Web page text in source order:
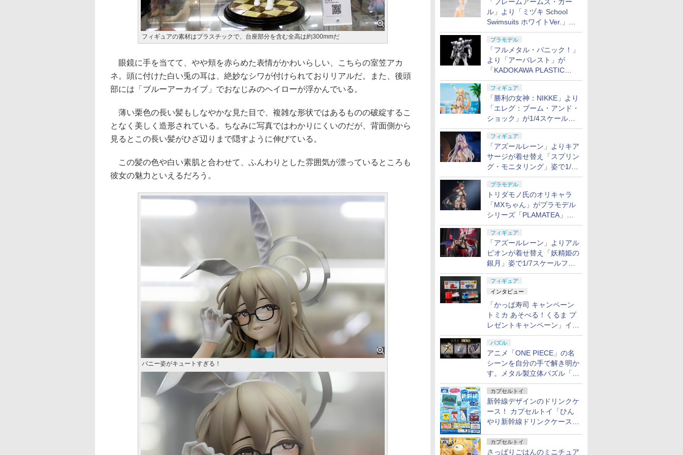
ル」より「ミヅキ School
Swimsuits ホワイトVer.」が8
月10日から予約開始決定！
プラモデル
「フルメタル・パニック！」
より「アーバレスト」が
「KADOKAWA PLASTIC
MODEL SERIES」から1/48
スケールで登場！
フィギュア
「勝利の女神：NIKKE」より
「エレグ：ブーム・アンド・
ショック」が1/4スケールで
フィギュア化！
フィギュア
「アズールレーン」よりキア
サージが着せ替え「スプリン
グ・モニタリング」姿で1/6
スケールフィギュア化！
プラモデル
トリダモノ氏のオリキャラ
「MXちゃん」がプラモデル
シリーズ「PLAMATEA」で
登場！ 2027年1月発売予定
フィギュア
「アズールレーン」よりアル
ビオンが着せ替え「妖精姫の
銀月」姿で1/7スケールフィ
ギュア化！
フィギュア
インタビュー
「かっぱ寿司 キャンペーン
トミカ あそべる！くるま プ
レゼントキャンペーン」イン
タビュー
パズル
アニメ「ONE PIECE」の名
シーンを自分の手で解き明か
す。メタル製立体パズル「は
ずる ONE PIECE」シリーズ
3種が登場
カプセルトイ
新幹線デザインのドリンクケ
ース！ カプセルトイ「ひん
やり新幹線ドリンクケース」
カプセルトイ
さっぱりごはんのミニチュア
フィギュアの素材はプラスチックで、台座部分を含む全高は約300mmだ
眼鏡に手を当てて、やや頬を赤らめた表情がかわいらしい、こちらの室笠アカ
ネ。頭に付けた白い兎の耳は、絶妙なシワが付けられておりリアルだ。また、後頭
部には「ブルーアーカイブ」でおなじみのヘイローが浮かんでいる。
薄い栗色の長い髪もしなやかな見た目で、複雑な形状ではあるものの破綻するこ
となく美しく造形されている。ちなみに写真ではわかりにくいのだが、背面側から
見るとこの長い髪がひざ辺りまで隠すように伸びている。
この髪の色や白い素肌と合わせて、ふんわりとした雰囲気が漂っているところも
彼女の魅力といえるだろう。
バニー姿がキュートすぎる！